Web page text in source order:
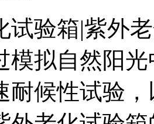
试验箱|紫外
模拟自然阳
耐候性试验